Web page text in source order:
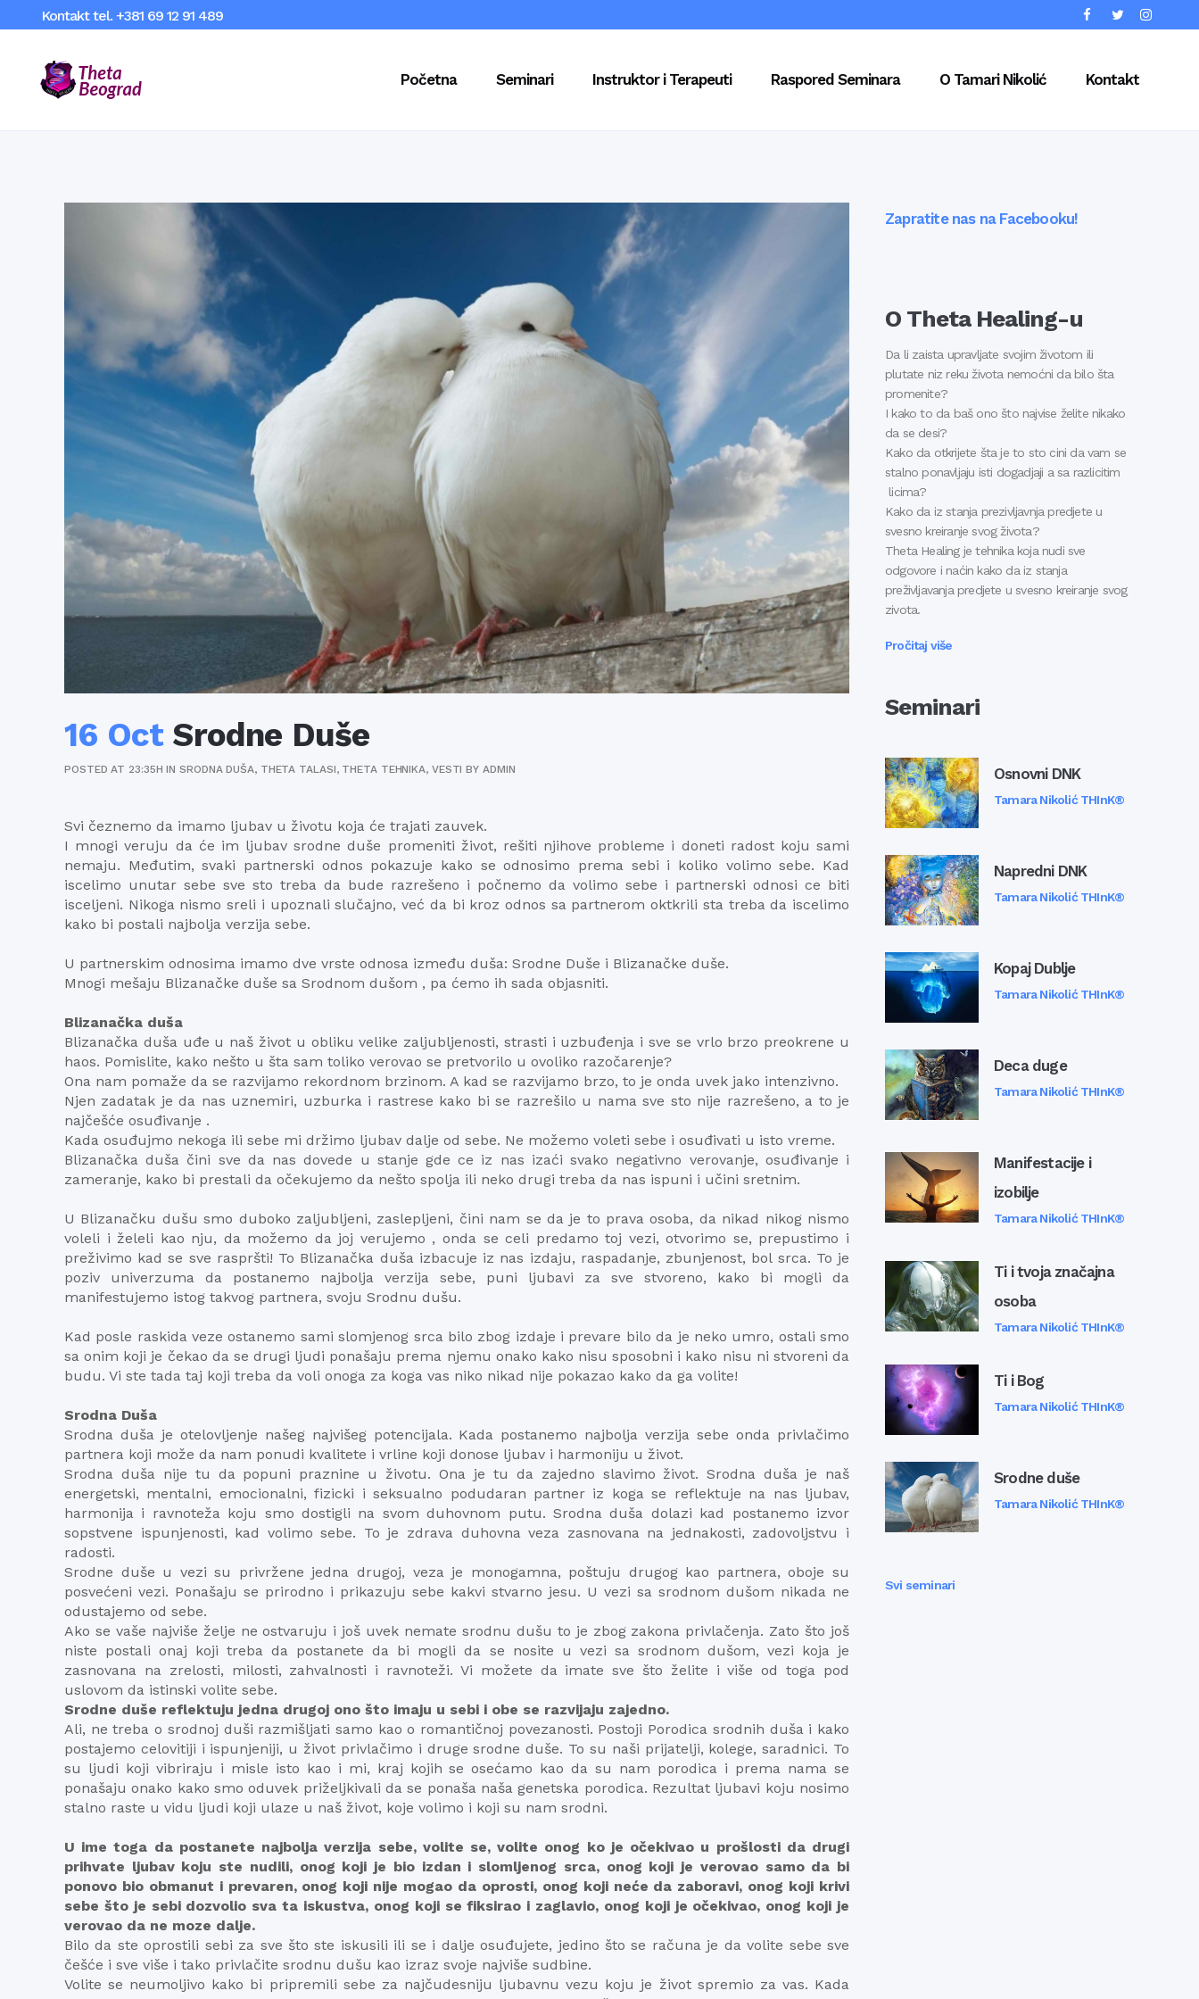
Kontakt tel. +381 69 12 91 489
Početna Seminari Instruktor i Terapeuti Raspored Seminara O Tamari Nikolić Kontakt
16 OctSrodne Duše
POSTED AT 23:35H INSRODNA DUŠA, THETA TALASI, THETA TEHNIKA, VESTI BY ADMIN
Svi čeznemo da imamo ljubav u životu koja će trajati zauvek.
I mnogi veruju da će im ljubav srodne duše promeniti život, rešiti njihove probleme i doneti radost koju sami
nemaju. Međutim, svaki partnerski odnos pokazuje kako se odnosimo prema sebi i koliko volimo sebe. Kad
iscelimo unutar sebe sve sto treba da bude razrešeno i počnemo da volimo sebe i partnerski odnosi ce biti
isceljeni. Nikoga nismo sreli i upoznali slučajno, već da bi kroz odnos sa partnerom oktkrili sta treba da iscelimo
kako bi postali najbolja verzija sebe.
U partnerskim odnosima imamo dve vrste odnosa između duša: Srodne Duše i Blizanačke duše.
Mnogi mešaju Blizanačke duše sa Srodnom dušom , pa ćemo ih sada objasniti.
Blizanačka duša
Blizanačka duša uđe u naš život u obliku velike zaljubljenosti, strasti i uzbuđenja i sve se vrlo brzo preokrene u
haos. Pomislite, kako nešto u šta sam toliko verovao se pretvorilo u ovoliko razočarenje?
Ona nam pomaže da se razvijamo rekordnom brzinom. A kad se razvijamo brzo, to je onda uvek jako intenzivno.
Njen zadatak je da nas uznemiri, uzburka i rastrese kako bi se razrešilo u nama sve sto nije razrešeno, a to je
najčešće osuđivanje .
Kada osuđujmo nekoga ili sebe mi držimo ljubav dalje od sebe. Ne možemo voleti sebe i osuđivati u isto vreme.
Blizanačka duša čini sve da nas dovede u stanje gde ce iz nas izaći svako negativno verovanje, osuđivanje i
zameranje, kako bi prestali da očekujemo da nešto spolja ili neko drugi treba da nas ispuni i učini sretnim.
U Blizanačku dušu smo duboko zaljubljeni, zaslepljeni, čini nam se da je to prava osoba, da nikad nikog nismo
voleli i želeli kao nju, da možemo da joj verujemo , onda se celi predamo toj vezi, otvorimo se, prepustimo i
preživimo kad se sve raspršti! To Blizanačka duša izbacuje iz nas izdaju, raspadanje, zbunjenost, bol srca. To je
poziv univerzuma da postanemo najbolja verzija sebe, puni ljubavi za sve stvoreno, kako bi mogli da
manifestujemo istog takvog partnera, svoju Srodnu dušu.
Kad posle raskida veze ostanemo sami slomjenog srca bilo zbog izdaje i prevare bilo da je neko umro, ostali smo
sa onim koji je čekao da se drugi ljudi ponašaju prema njemu onako kako nisu sposobni i kako nisu ni stvoreni da
budu. Vi ste tada taj koji treba da voli onoga za koga vas niko nikad nije pokazao kako da ga volite!
Srodna Duša
Srodna duša je otelovljenje našeg najvišeg potencijala. Kada postanemo najbolja verzija sebe onda privlačimo
partnera koji može da nam ponudi kvalitete i vrline koji donose ljubav i harmoniju u život.
Srodna duša nije tu da popuni praznine u životu. Ona je tu da zajedno slavimo život. Srodna duša je naš
energetski, mentalni, emocionalni, fizicki i seksualno podudaran partner iz koga se reflektuje na nas ljubav,
harmonija i ravnoteža koju smo dostigli na svom duhovnom putu. Srodna duša dolazi kad postanemo izvor
sopstvene ispunjenosti, kad volimo sebe. To je zdrava duhovna veza zasnovana na jednakosti, zadovoljstvu i
radosti.
Srodne duše u vezi su privržene jedna drugoj, veza je monogamna, poštuju drugog kao partnera, oboje su
posvećeni vezi. Ponašaju se prirodno i prikazuju sebe kakvi stvarno jesu. U vezi sa srodnom dušom nikada ne
odustajemo od sebe.
Ako se vaše najviše želje ne ostvaruju i još uvek nemate srodnu dušu to je zbog zakona privlačenja. Zato što još
niste postali onaj koji treba da postanete da bi mogli da se nosite u vezi sa srodnom dušom, vezi koja je
zasnovana na zrelosti, milosti, zahvalnosti i ravnoteži. Vi možete da imate sve što želite i više od toga pod
uslovom da istinski volite sebe.
Srodne duše reflektuju jedna drugoj ono što imaju u sebi i obe se razvijaju zajedno.
Ali, ne treba o srodnoj duši razmišljati samo kao o romantičnoj povezanosti. Postoji Porodica srodnih duša i kako
postajemo celovitiji i ispunjeniji, u život privlačimo i druge srodne duše. To su naši prijatelji, kolege, saradnici. To
su ljudi koji vibriraju i misle isto kao i mi, kraj kojih se osećamo kao da su nam porodica i prema nama se
ponašaju onako kako smo oduvek priželjkivali da se ponaša naša genetska porodica. Rezultat ljubavi koju nosimo
stalno raste u vidu ljudi koji ulaze u naš život, koje volimo i koji su nam srodni.
U ime toga da postanete najbolja verzija sebe, volite se, volite onog ko je očekivao u prošlosti da drugi
prihvate ljubav koju ste nudili, onog koji je bio izdan i slomljenog srca, onog koji je verovao samo da bi
ponovo bio obmanut i prevaren, onog koji nije mogao da oprosti, onog koji neće da zaboravi, onog koji krivi
sebe što je sebi dozvolio sva ta iskustva, onog koji se fiksirao i zaglavio, onog koji je očekivao, onog koji je
verovao da ne moze dalje.
Bilo da ste oprostili sebi za sve što ste iskusili ili se i dalje osuđujete, jedino što se računa je da volite sebe sve
češće i sve više i tako privlačite srodnu dušu kao izraz svoje najviše sudbine.
Volite se neumoljivo kako bi pripremili sebe za najčudesniju ljubavnu vezu koju je život spremio za vas. Kada
Zapratite nas na Facebooku!
O Theta Healing-u
Da li zaista upravljate svojim životom ili
plutate niz reku života nemoćni da bilo šta
promenite?
I kako to da baš ono što najvise želite nikako
da se desi?
Kako da otkrijete šta je to sto cini da vam se
stalno ponavljaju isti dogadjaji a sa razlicitim
licima?
Kako da iz stanja prezivljavnja predjete u
svesno kreiranje svog života?
Theta Healing je tehnika koja nudi sve
odgovore i naćin kako da iz stanja
preživljavanja predjete u svesno kreiranje svog
zivota.
Pročitaj više
Seminari
Osnovni DNK
Tamara Nikolić THInK®
Napredni DNK
Tamara Nikolić THInK®
Kopaj Dublje
Tamara Nikolić THInK®
Deca duge
Tamara Nikolić THInK®
Manifestacije i
izobilje
Tamara Nikolić THInK®
Ti i tvoja značajna
osoba
Tamara Nikolić THInK®
Ti i Bog
Tamara Nikolić THInK®
Srodne duše
Tamara Nikolić THInK®
Svi seminari